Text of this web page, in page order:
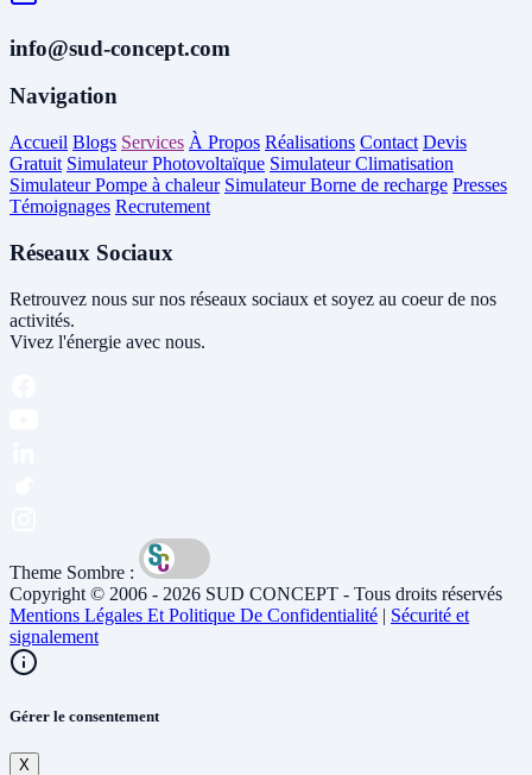
info@sud-concept.com
Navigation
Accueil Blogs Services À Propos Réalisations Contact Devis
Gratuit Simulateur Photovoltaïque Simulateur Climatisation
Simulateur Pompe à chaleur Simulateur Borne de recharge Presses
Témoignages Recrutement
Réseaux Sociaux
Retrouvez nous sur nos réseaux sociaux et soyez au coeur de nos
activités.
Vivez l'énergie avec nous.
Theme Sombre :
Copyright © 2006 - 2026 SUD CONCEPT - Tous droits réservés
Mentions Légales Et Politique De Confidentialité | Sécurité et
signalement
Gérer le consentement
X